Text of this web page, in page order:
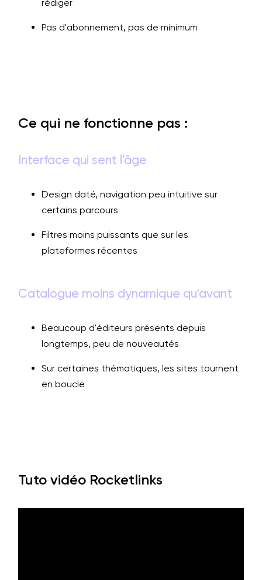
rédiger
Pas d'abonnement, pas de minimum
Ce qui ne fonctionne pas :
Interface qui sent l'âge
Design daté, navigation peu intuitive sur
certains parcours
Filtres moins puissants que sur les
plateformes récentes
Catalogue moins dynamique qu'avant
Beaucoup d'éditeurs présents depuis
longtemps, peu de nouveautés
Sur certaines thématiques, les sites tournent
en boucle
Tuto vidéo Rocketlinks